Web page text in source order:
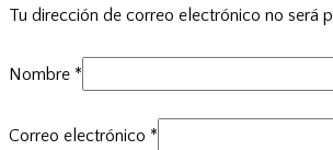
Tu dirección de correo electrónico no será
Nombre *
Correo electrónico *